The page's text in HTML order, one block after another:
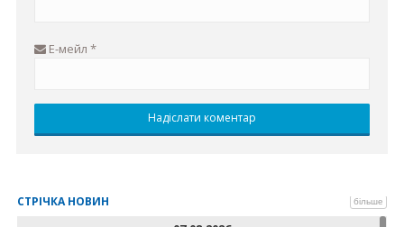
Е-мейл *
СТРІЧКА НОВИН більше